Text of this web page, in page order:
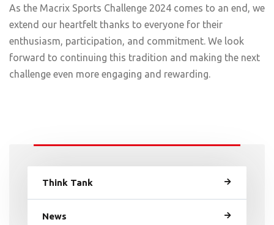
As the Macrix Sports Challenge 2024 comes to an end , we
extend our heartfelt thanks to everyone for their
enthusiasm, participation, and commitment. We look
forward to continuing this tradition and making the next
challenge even more engaging and rewarding.
Think Tank
News